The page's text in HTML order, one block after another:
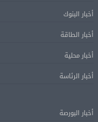
أخبار البنوك
أخبار الطاقة
أخبار محلية
أخبار الرئاسة
أخبار البورصة